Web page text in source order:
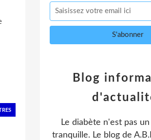
Blog
Le diabète n'est pas
tranquille. Le blog de